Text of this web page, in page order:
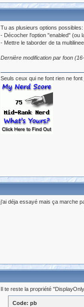
Tu as plusieurs options possibles:
- Décocher l'option "enabled" (ou
- Mettre le taborder de ta
Dernière modification par foon
Seuls ceux qui ne font rien ne
j'ai déja essayé mais ça marche
- et lorsque je met la
Il te reste la propriété
Code: pb